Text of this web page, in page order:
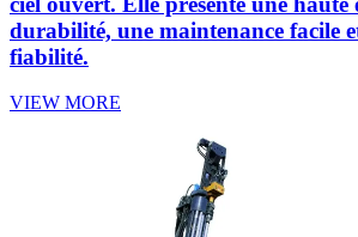
durabilité, une maintenance facile
fiabilité.
VIEW MORE